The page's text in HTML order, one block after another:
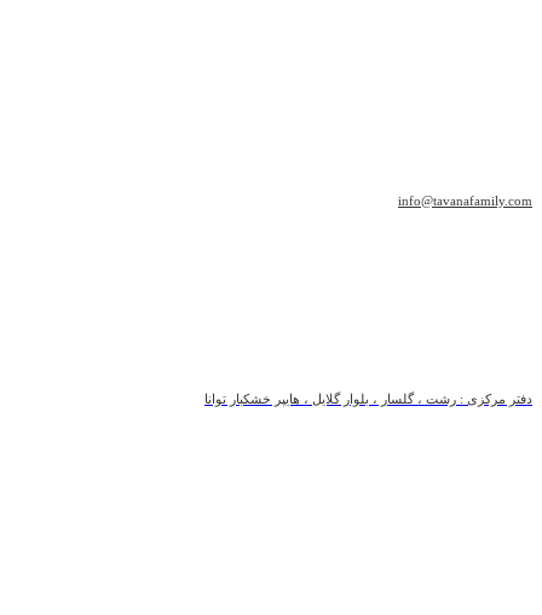
info@tavanafamily.com
دفتر مرکزی : رشت ، گلسار ، بلوار گلایل ، هایپر خشکبار توانا